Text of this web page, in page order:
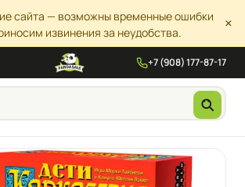
сайта — возможны временные ошибки
извинения за неудобства.
×
+7 (908) 177-87-17